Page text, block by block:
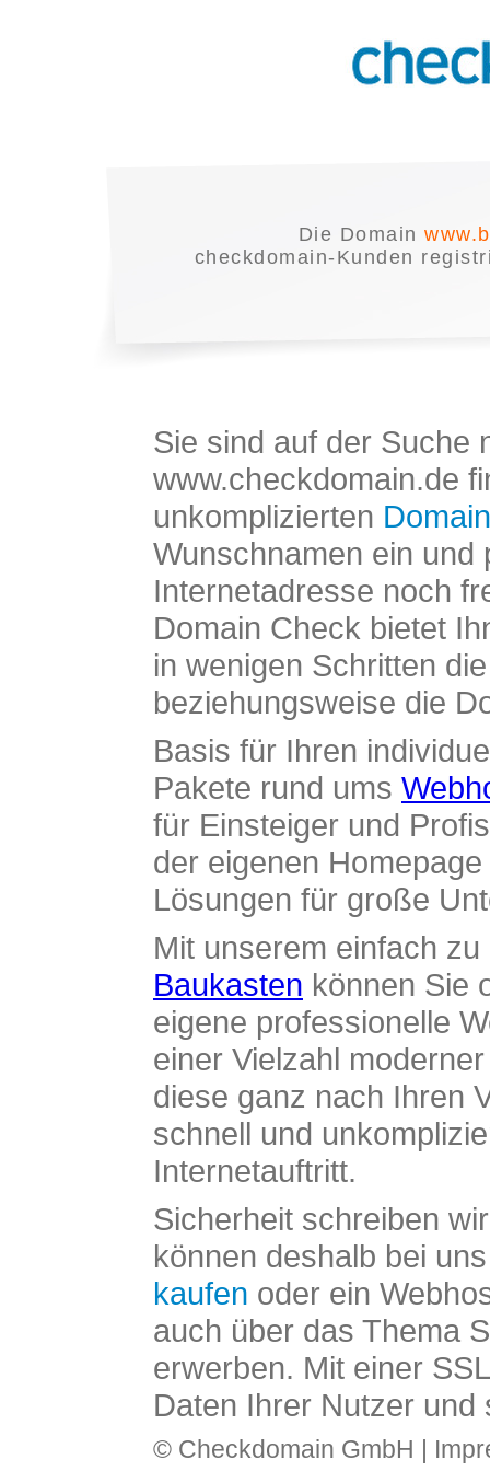
Die Domain
checkdomain-Kunden
Sie sind auf der Suche
www.checkdomain.de
unkomplizierten
Wunschnamen ein und
Internetadresse noch
Domain Check bietet
in wenigen Schritten
beziehungsweise die
Basis für Ihren
Pakete rund ums
für Einsteiger und
der eigenen
Lösungen für große
Mit unserem einfach
Baukasten können Sie
eigene professionelle
einer Vielzahl
diese ganz nach Ihren
schnell und
Internetauftritt.
Sicherheit schreiben
können deshalb bei
kaufen oder ein
auch über das Thema
erwerben. Mit einer
Daten Ihrer Nutzer und
© Checkdomain GmbH |